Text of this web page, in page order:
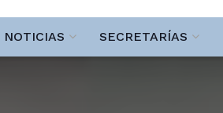
NOTICIAS SECRETARÍAS